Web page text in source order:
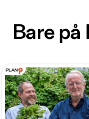
Bare på